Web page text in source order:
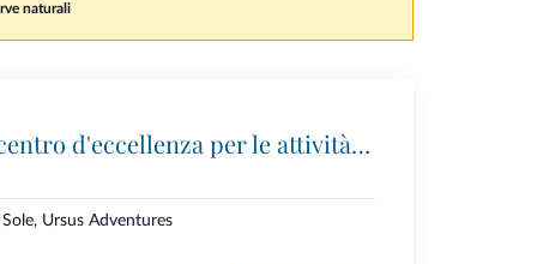
naturali
Ursus Adventures: il centro d'eccellenza per le attività outdoor premium in Trentino
Ursus Adventures